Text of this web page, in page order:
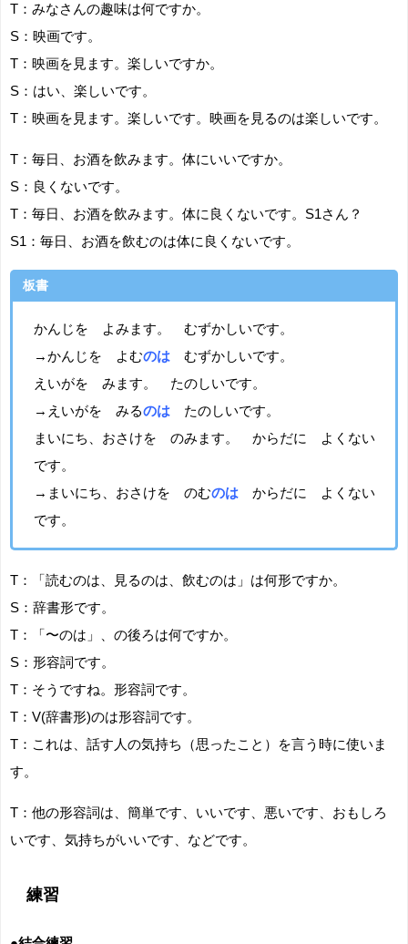
T：みなさんの趣味は何ですか。
S：映画です。
T：映画を見ます。楽しいですか。
S：はい、楽しいです。
T：映画を見ます。楽しいです。映画を見るのは楽しいです。
T：毎日、お酒を飲みます。体にいいですか。
S：良くないです。
T：毎日、お酒を飲みます。体に良くないです。S1さん？
S1：毎日、お酒を飲むのは体に良くないです。
板書
かんじを よみます。 むずかしいです。
→かんじを よむのはむずかしいです。
えいがを みます。 たのしいです。
→えいがを みるのはたのしいです。
まいにち、おさけを のみます。 からだに よくない
です。
→まいにち、おさけを のむのはからだに よくない
です。
T：「読むのは、見るのは、飲むのは」は何形ですか。
S：辞書形です。
T：「〜のは」、の後ろは何ですか。
S：形容詞です。
T：そうですね。形容詞です。
T：V(辞書形)のは形容詞です。
T：これは、話す人の気持ち（思ったこと）を言う時に使いま
す。
T：他の形容詞は、簡単です、いいです、悪いです、 おもしろ
いです、気持ちがいいです、などです。
練習